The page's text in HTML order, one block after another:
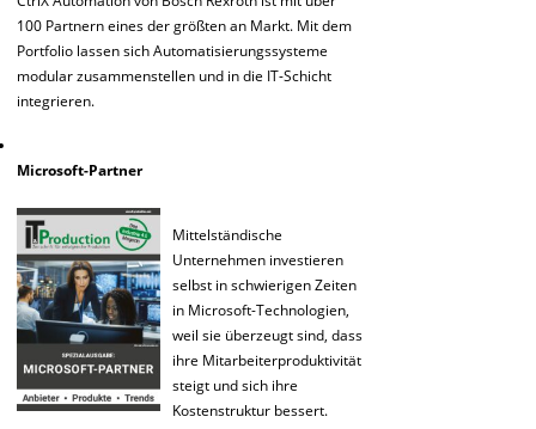
100 Partnern eines der größten an Markt. Mit dem
Portfolio lassen sich Automatisierungssysteme
modular zusammenstellen und in die IT-Schicht
integrieren.
Microsoft-Partner
Mittelständische
Unternehmen investieren
selbst in schwierigen Zeiten
in Microsoft-Technologien,
weil sie überzeugt sind, dass
ihre Mitarbeiterproduktivität
steigt und sich ihre
Kostenstruktur bessert.